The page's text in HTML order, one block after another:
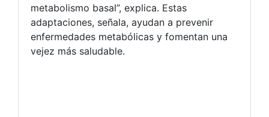
metabolismo basal”, explica. Estas
adaptaciones, señala, ayudan a prevenir
enfermedades metabólicas y fomentan una
vejez más saludable.